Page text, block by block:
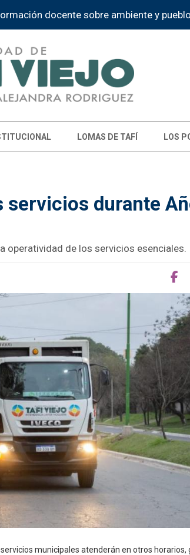
docente sobre ambiente y
LOMAS DE TAFÍ LOS
durante
operatividad de los servicios esenciales.
municipales atenderán en otros horarios,